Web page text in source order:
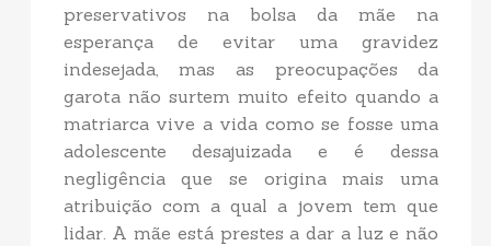
preservativos na bolsa da mãe na
esperança de evitar uma gravidez
indesejada, mas as preocupações da
garota não surtem muito efeito quando a
matriarca vive a vida como se fosse uma
adolescente desajuizada e é dessa
negligência que se origina mais uma
atribuição com a qual a jovem tem que
lidar. A mãe está prestes a dar a luz e não